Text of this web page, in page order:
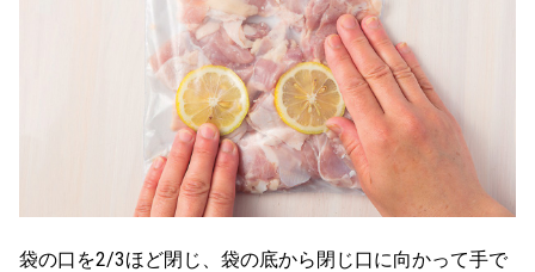
袋の口を2/3ほど閉じ、袋の底から閉じ口に向かって手で